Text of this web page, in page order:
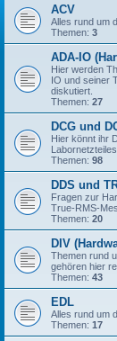
ACV
Alles rund um
Themen: 3
ADA-IO
Hier werden
IO und seiner
diskutiert.
Themen: 27
DCG und
Hier könnt ihr
Themen: 98
DDS und
Fragen zur
True-RMS-
Themen: 20
DIV
Themen rund
gehören hier
Themen: 43
EDL
Alles rund um
Themen: 17